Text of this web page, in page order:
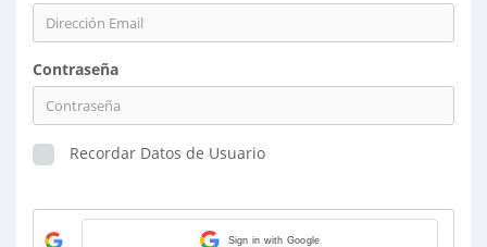
Contraseña
Recordar Datos de Usuario
Sign in with Google